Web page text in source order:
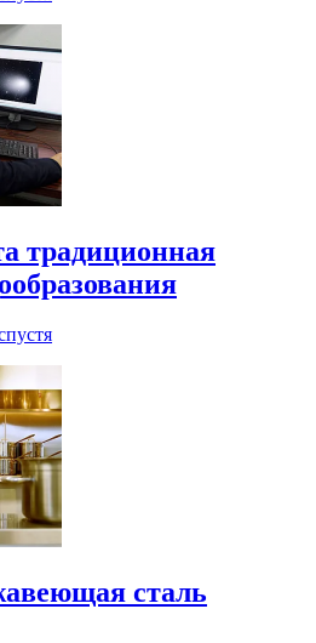
традиционная
сталь